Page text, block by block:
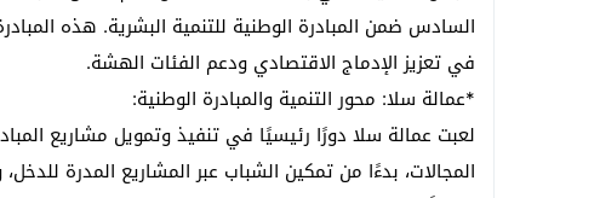
في تعزيز الإدماج الاقتصادي ودعم الفئات الهشة.
*عمالة سلا: محور التنمية والمبادرة الوطنية:
لعبت عمالة سلا دورًا رئيسيًا في تنفيذ وتمويل مشاريع
المجالات، بدءًا من تمكين الشباب عبر المشاريع المدرة